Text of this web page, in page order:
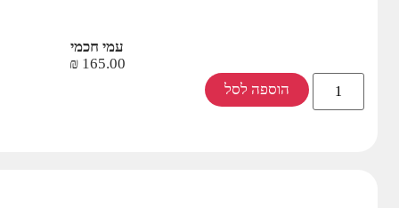
עמי חכמי
165.00
₪
הוספה לסל